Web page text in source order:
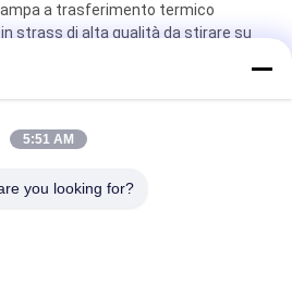
a trasferimento termico
strass di alta qualità da stirare su
lavabili Pulsera da denti in
patch di trasferimento di calore
5:51 AM
you looking for?